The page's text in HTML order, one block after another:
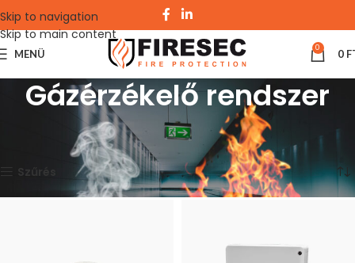
Skip to navigation
Skip to main content
MENÜ 0 0
Gázérzékelő rendszer
Tűzjelző rendszerek Siemens
Gázérzékelő rendszer
Mind a(z) 10 találat megjelenítve
Szűrés